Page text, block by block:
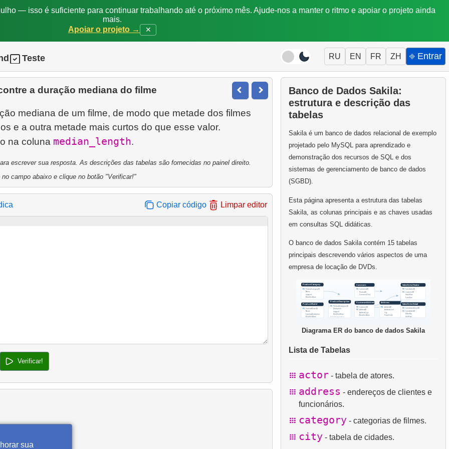
— isso é suficiente para continuar trabalhando até o próximo mês. Ajude-nos a manter o ritmo e apoiar o projeto ainda
mais.
Apoiar o projeto →
✕
Teste RU EN FR ZH ⎆ Entrar
a duração mediana do filme
mediana de um filme, de modo que metade dos filmes
e a outra metade mais curtos do que esse valor.
na coluna median_length
escrever sua resposta. As descrições das tabelas são fornecidas no painel direito.
campo abaixo e clique no botão "Verificar!"
Copiar código Limpar editor
Verificar!
Banco de Dados Sakila:
estrutura e descrição das
tabelas
Sakila é um banco de dados relacional de exemplo
projetado pelo MySQL para aprendizado e
demonstração dos recursos de SQL e dos
sistemas de gerenciamento de banco de dados
(SGBD).
Esta página apresenta a estrutura das tabelas
Sakila, as colunas principais e as chaves usadas
em consultas SQL didáticas.
O banco de dados Sakila contém 15 tabelas
principais descrevendo vários aspectos de uma
empresa de locação de DVDs.
Diagrama ER do banco de dados Sakila
Lista de Tabelas
actor - tabela de atores.
address - endereços de clientes e
funcionários.
category - categorias de filmes.
city - tabela de cidades.
sua